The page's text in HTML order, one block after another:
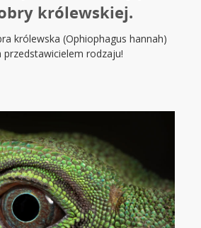
królewskiej.
królewska (Ophiophagus hannah)
rodzaju!